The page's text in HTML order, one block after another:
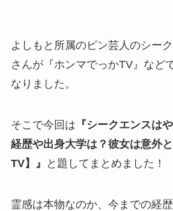
よしもと所属のピン芸人のシー
さんが『ホンマでっかTV』など
なりました。
そこで今回は 『シークエンスは
経歴や出身大学は？彼女は意外
TV】』
と題してまとめました！
霊感は本物なのか、今までの経